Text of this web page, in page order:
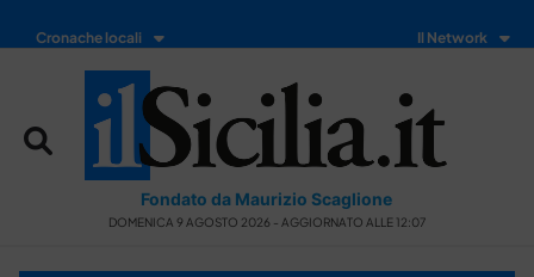
Cronache locali Il Network
Fondato da Maurizio Scaglione
DOMENICA 9 AGOSTO 2026 - AGGIORNATO ALLE 12:07